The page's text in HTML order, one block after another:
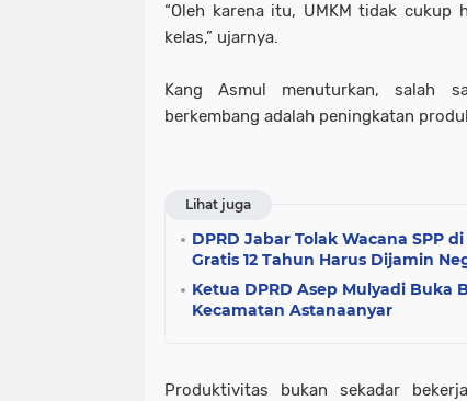
“Oleh karena itu, UMKM tidak cukup
kelas,” ujarnya.
Kang Asmul menuturkan, salah
berkembang adalah peningkatan
Lihat juga
DPRD Jabar Tolak Wacana SPP
Gratis 12 Tahun Harus Dijamin
Ketua DPRD Asep Mulyadi Buka
Kecamatan Astanaanyar
Produktivitas bukan sekadar